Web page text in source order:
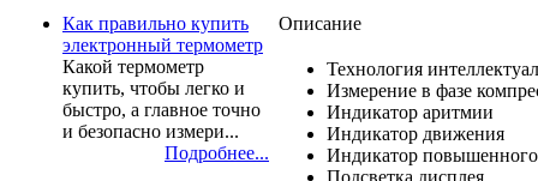
Как правильно купить
электронный термометр
Какой термометр
купить, чтобы легко и
быстро, а главное точно
и безопасно измери...
Подробнее...
Описание
Технология
Измерение в фазе
Индикатор аритмии
Индикатор движения
Индикатор
Подсветка дисплея